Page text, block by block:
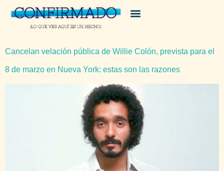
Cancelan velación pública de Willie Colón, prevista para el
8 de marzo en Nueva York: estas son las razones